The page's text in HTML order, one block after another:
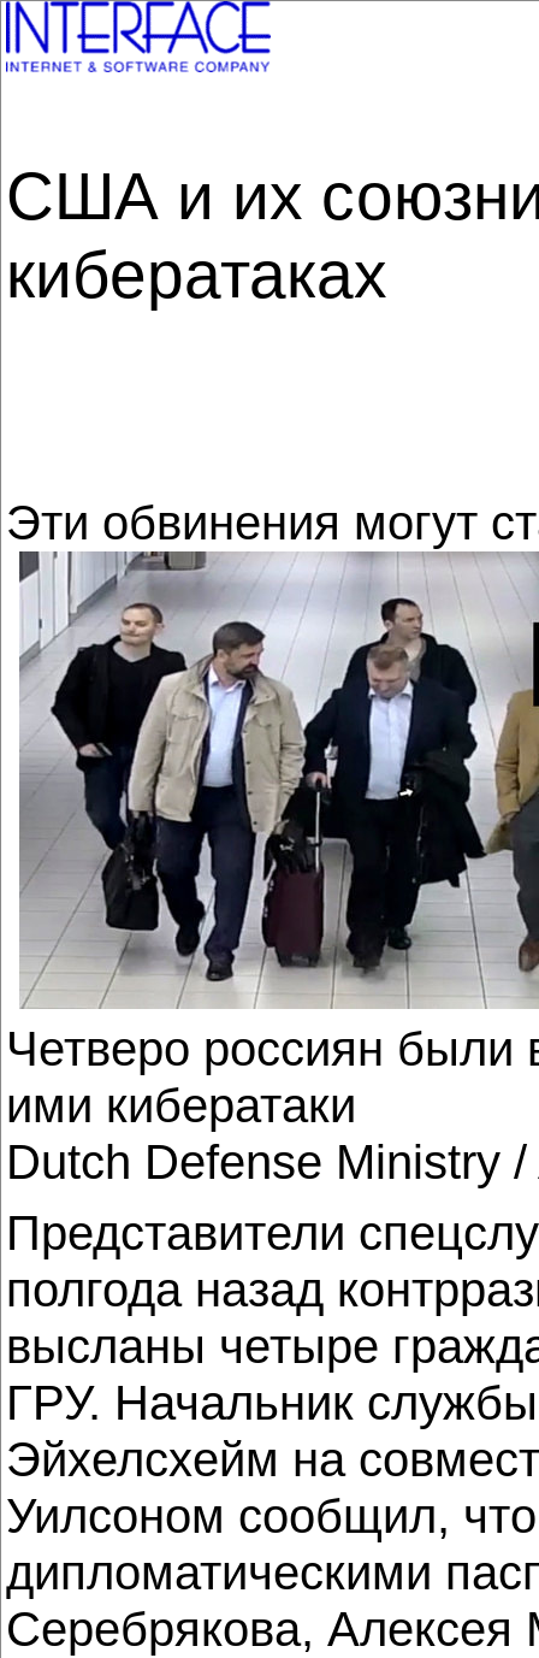
США и их
кибератаках
Эти обвинения могут
Четверо россиян
ими кибератаки
Dutch Defense Ministry /
Представители
полгода назад
высланы четыре
ГРУ. Начальник
Эйхелсхейм на
Уилсоном сообщил,
дипломатическими
Серебрякова,